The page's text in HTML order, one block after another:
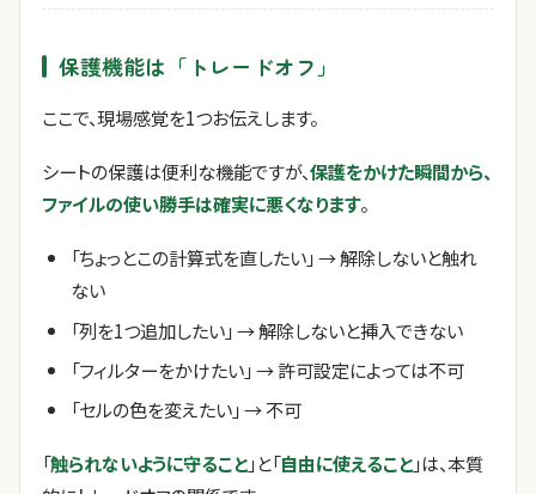
保護機能は「トレードオフ」
ここで、現場感覚を1つお伝えします。
シートの保護は便利な機能ですが、保護をかけた瞬間から、
ファイルの使い勝手は確実に悪くなります。
「ちょっとこの計算式を直したい」 → 解除しないと触れ
ない
「列を1つ追加したい」 → 解除しないと挿入できない
「フィルターをかけたい」 → 許可設定によっては不可
「セルの色を変えたい」 → 不可
「触られないように守ること」と「自由に使えること」は、本質